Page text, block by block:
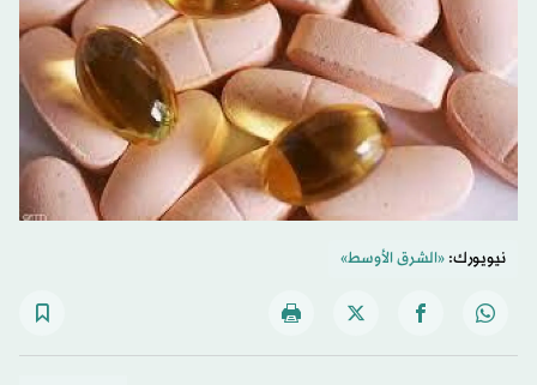
نيويورك:«الشرق الأوسط»